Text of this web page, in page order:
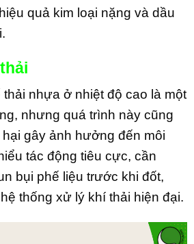
quả kim loại nặng và dầu
nhựa ở nhiệt độ cao là một
nhưng quá trình này cũng
gây ảnh hưởng đến môi
tác động tiêu cực, cần
bụi phế liệu trước khi đốt,
thống xử lý khí thải hiện đại.